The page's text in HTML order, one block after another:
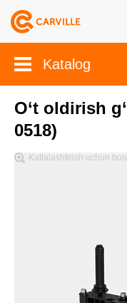
Katalog
O‘t oldirish
0518)
Kattalashtirish uchun